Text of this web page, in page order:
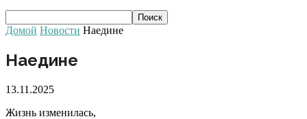
Домой Новости Наедине
Наедине
13.11.2025
Жизнь изменилась,